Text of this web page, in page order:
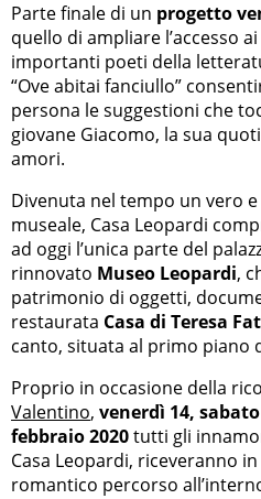
Parte finale di un progetto
quello di ampliare l’accesso
importanti poeti della
“Ove abitai fanciullo”
persona le suggestioni che
giovane Giacomo, la sua
amori.
Divenuta nel tempo un vero
museale, Casa Leopardi
ad oggi l’unica parte del
rinnovato Museo Leopardi,
patrimonio di oggetti,
restaurata Casa di Teresa
canto, situata al primo piano
Proprio in occasione della
Valentino, venerdì 14,
febbraio 2020tutti gli
Casa Leopardi, riceveranno in
romantico percorso